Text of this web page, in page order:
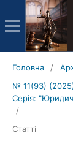
Головна /
№ 11(93)
Серія:
/
Статті